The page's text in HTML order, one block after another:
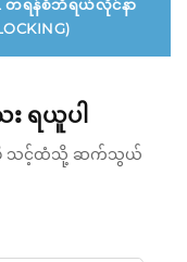
တရန်စီဘီရယ်လိုင်နာ
ရယူပါ
မီ သင့်ထံသို့ ဆက်သွယ်